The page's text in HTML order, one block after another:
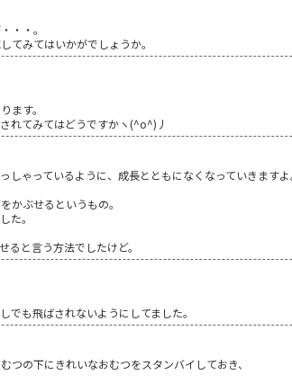
・・。
てみてはいかがでしょうか。
ます。
れてみてはどうですかヽ(^o^)丿
しゃっているように、成長とともになくなっていきます
かぶせるというもの。
た。
と言う方法でしたけど。
も飛ばされないようにしてました。
の下にきれいなおむつをスタンバイしておき、